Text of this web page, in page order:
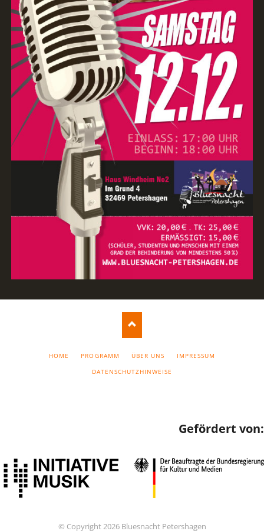
NAVIGATION
HOME PROGRAMM ÜBER UNS
IMPRESSUM
DATENSCHUTZHINWEISE
Gefördert von:
© Copyright 2026 Bluesnacht Petershagen